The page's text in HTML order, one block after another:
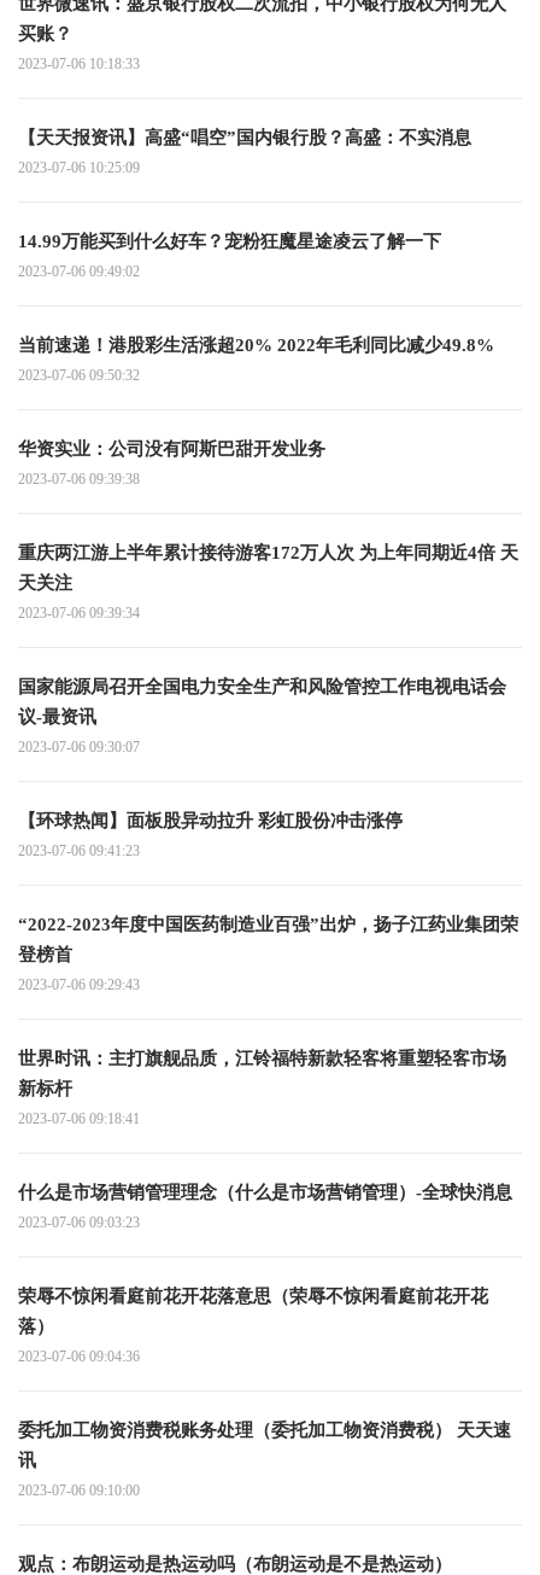
买账？
2023-07-06 10:18:33
【天天报资讯】高盛“唱空”国内银行股？高盛：不实消息
2023-07-06 10:25:09
14.99万能买到什么好车？宠粉狂魔星途凌云了解一下
2023-07-06 09:49:02
当前速递！港股彩生活涨超20% 2022年毛利同比减少49.8%
2023-07-06 09:50:32
华资实业：公司没有阿斯巴甜开发业务
2023-07-06 09:39:38
重庆两江游上半年累计接待游客172万人次 为上年同期近4倍 天
天关注
2023-07-06 09:39:34
国家能源局召开全国电力安全生产和风险管控工作电视电话会
议-最资讯
2023-07-06 09:30:07
【环球热闻】面板股异动拉升 彩虹股份冲击涨停
2023-07-06 09:41:23
“2022-2023年度中国医药制造业百强”出炉，扬子江药业集团荣
登榜首
2023-07-06 09:29:43
世界时讯：主打旗舰品质，江铃福特新款轻客将重塑轻客市场
新标杆
2023-07-06 09:18:41
什么是市场营销管理理念（什么是市场营销管理）-全球快消息
2023-07-06 09:03:23
荣辱不惊闲看庭前花开花落意思（荣辱不惊闲看庭前花开花
落）
2023-07-06 09:04:36
委托加工物资消费税账务处理（委托加工物资消费税） 天天速
讯
2023-07-06 09:10:00
观点：布朗运动是热运动吗（布朗运动是不是热运动）